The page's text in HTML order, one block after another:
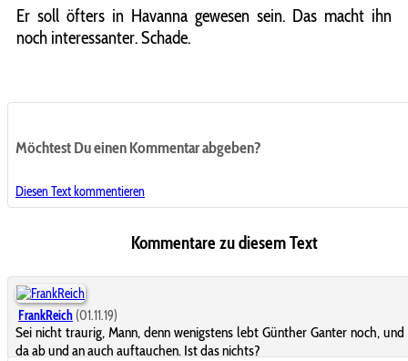
Er soll öfters in Havanna gewesen sein. Das macht ihn
noch interessanter. Schade.
Möchtest Du einen Kommentar abgeben?
Diesen Text kommentieren
Kommentare zu diesem Text
FrankReich (01.11.19)
Sei nicht traurig, Mann, denn wenigstens lebt Günther Ganter noch,
da ab und an auch auftauchen. Ist das nichts?